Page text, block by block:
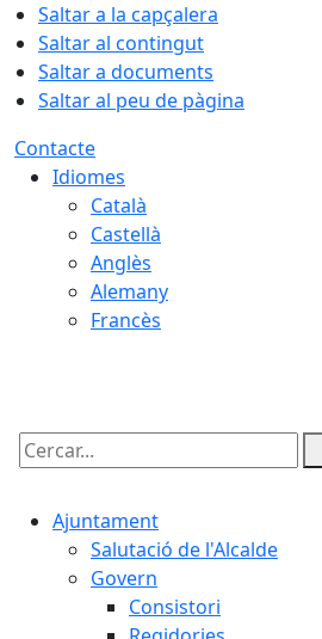
Saltar a la capçalera
Saltar al contingut
Saltar a documents
Saltar al peu de pàgina
Contacte
Idiomes
Català
Castellà
Anglès
Alemany
Francès
Cercar:
Ajuntament
Salutació de l'Alcalde
Govern
Consistori